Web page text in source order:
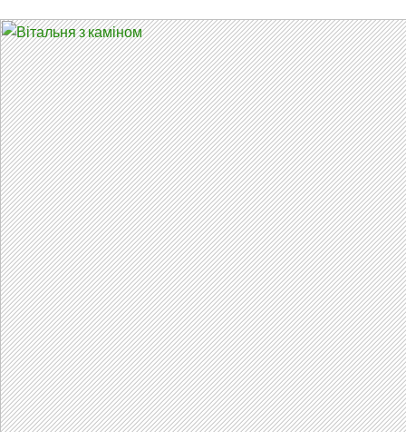
Архив метки: #interiordesign